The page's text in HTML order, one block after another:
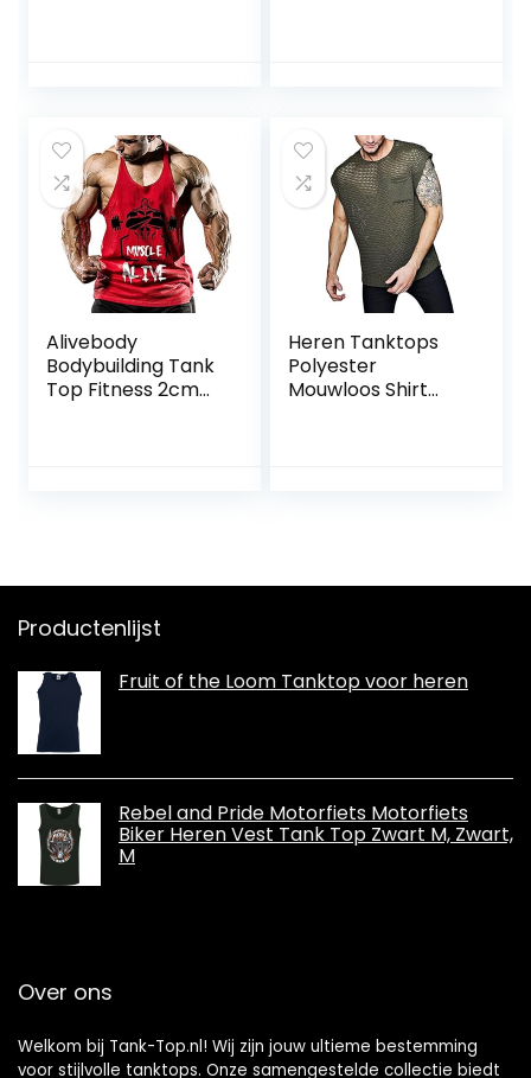
Alivebody
Bodybuilding Tank
Top Fitness 2cm
Heren Tanktops
Polyester
Mouwloos Shirt
Productenlijst
Fruit of the Loom Tanktop voor heren
Rebel and Pride Motorfiets Motorfiets
Biker Heren Vest Tank Top Zwart M, Zwart,
M
Over ons
Welkom bij Tank-Top.nl! Wij zijn jouw ultieme bestemming
voor stijlvolle tanktops. Onze samengestelde collectie biedt